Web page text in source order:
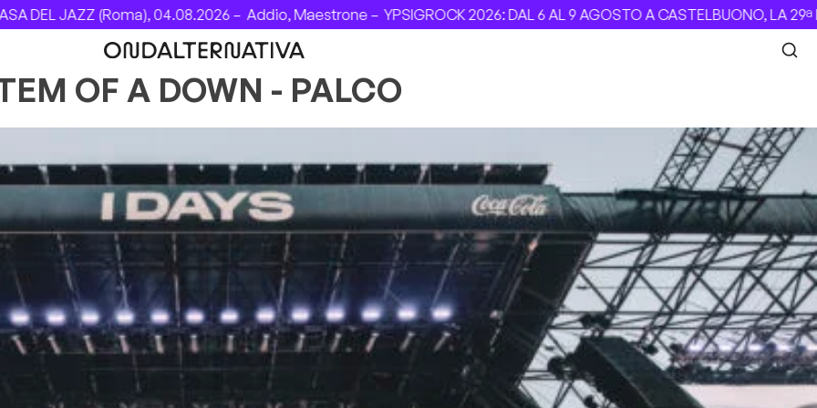
JAZZ (Roma), 04.08.2026 –Addio, Maestrone –YPSIGROCK 2026: DAL 6 AL 9 AGOSTO A CASTELBUONO, LA 29ª
OF A DOWN - PALCO